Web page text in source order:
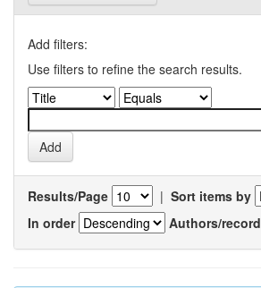
Add filters:
Use filters to refine the search results.
Results/Page | Sort items by
In order
Authors/record